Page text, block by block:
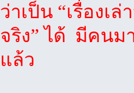
ว่าเป็น “เรื่องเ
จริง” ได้ มีคนม
แล้ว